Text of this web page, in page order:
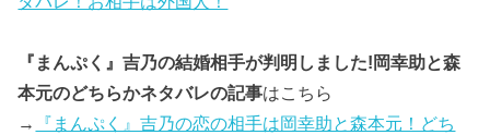
『まんぷく』吉乃の結婚相手が判明しました!岡幸助と森
本元のどちらかネタバレの記事はこちら
→
『まんぷく』吉乃の恋の相手は岡幸助と森本元！どち